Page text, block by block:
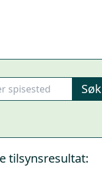
Søk
tilsynsresultat: